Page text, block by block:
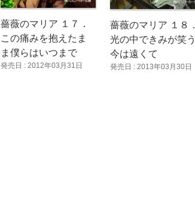
薔薇のマリア １７．
この痛みを抱えたま
ま僕らはいつまで
発売日 : 2012年03月31日
薔薇のマリア １８．
光の中できみが笑う
今は遠くて
発売日 : 2013年03月30日